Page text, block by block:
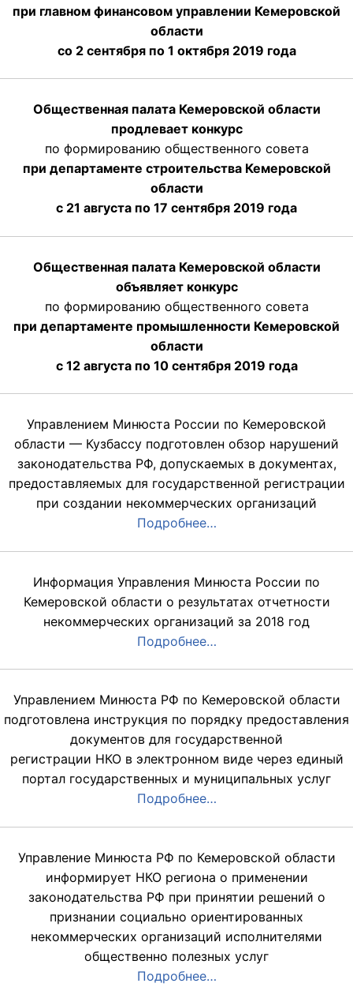
при главном финансовом управлении Кемеровской
области
со 2 сентября по 1 октября 2019 года
Общественная палата Кемеровской области
продлевает конкурс
по формированию общественного совета
при департаменте строительства Кемеровской
области
с 21 августа по 17 сентября 2019 года
Общественная палата Кемеровской области
объявляет конкурс
по формированию общественного совета
при департаменте промышленности Кемеровской
области
с 12 августа по 10 сентября 2019 года
Управлением Минюста России по Кемеровской
области — Кузбассу подготовлен обзор нарушений
законодательства РФ, допускаемых в документах,
предоставляемых для государственной регистрации
при создании некоммерческих организаций
Подробнее…
Информация Управления Минюста России по
Кемеровской области о результатах отчетности
некоммерческих организаций за 2018 год
Подробнее…
Управлением Минюста РФ по Кемеровской области
подготовлена инструкция по порядку предоставления
документов для государственной
регистрации НКО в электронном виде через единый
портал государственных и муниципальных услуг
Подробнее…
Управление Минюста РФ по Кемеровской области
информирует НКО региона о применении
законодательства РФ при принятии решений о
признании социально ориентированных
некоммерческих организаций исполнителями
общественно полезных услуг
Подробнее…